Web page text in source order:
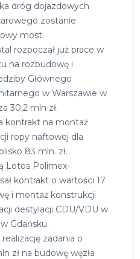
dróg dojazdowych
zostanie
most.
rozpoczął już prace w
na rozbudowę i
Głównego
w Warszawie w
30,2 mln zł.
kontrakt na montaż
ropy naftowej dla
83 mln. zł.
Lotos Polimex-
kontrakt o wartości 17
i montaż konstrukcji
destylacji CDU/VDU w
Gdańsku.
zadania o
zł na budowę węzła